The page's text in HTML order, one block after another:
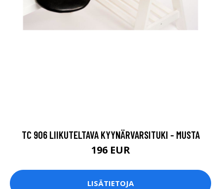
TC 906 LIIKUTELTAVA KYYNÄRVARSITUKI - MUSTA
196 EUR
LISÄTIETOJA